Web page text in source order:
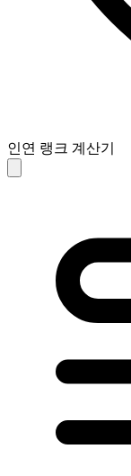
인연 랭크 계산기